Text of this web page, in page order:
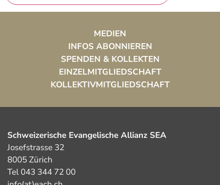
MEDIEN
INFOS ABONNIEREN
SPENDEN & KOLLEKTEN
EINZELMITGLIEDSCHAFT
KOLLEKTIVMITGLIEDSCHAFT
Schweizerische Evangelische Allianz SEA
Josefstrasse 32
8005 Zürich
Tel 043 344 72 00